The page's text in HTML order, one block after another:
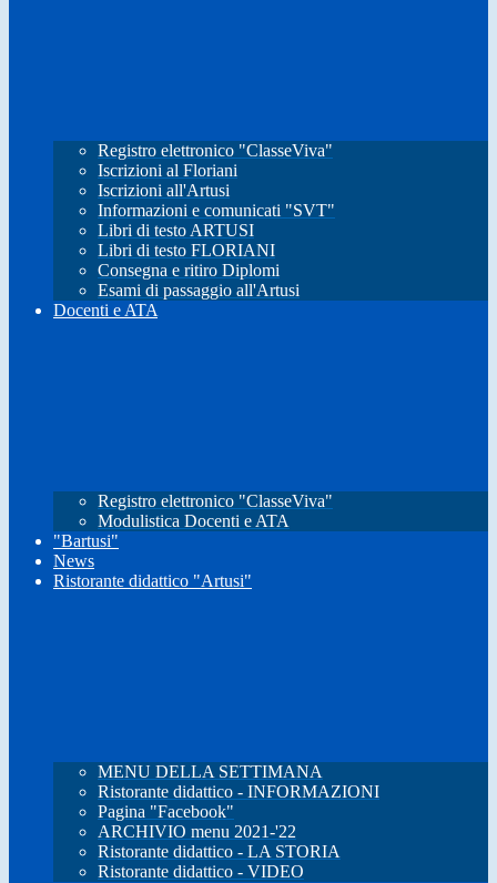
Registro elettronico "ClasseViva"
Iscrizioni al Floriani
Iscrizioni all'Artusi
Informazioni e comunicati "SVT"
Libri di testo ARTUSI
Libri di testo FLORIANI
Consegna e ritiro Diplomi
Esami di passaggio all'Artusi
Docenti e ATA
Registro elettronico "ClasseViva"
Modulistica Docenti e ATA
"Bartusi"
News
Ristorante didattico "Artusi"
MENU DELLA SETTIMANA
Ristorante didattico - INFORMAZIONI
Pagina "Facebook"
ARCHIVIO menu 2021-'22
Ristorante didattico - LA STORIA
Ristorante didattico - VIDEO